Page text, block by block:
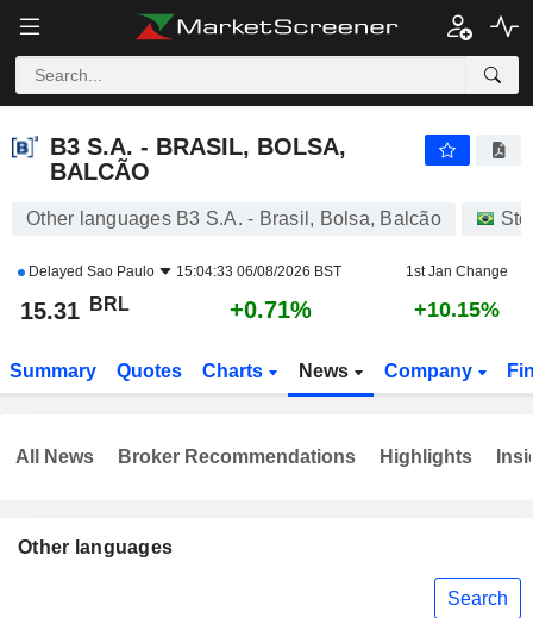
B3 S.A. - BRASIL, BOLSA,
BALCÃO
Other languages B3 S.A. - Brasil, Bolsa, Balcão
Delayed Sao Paulo 15:04:33 06/08/2026 BST 1st Jan Change
15.31 BRL +0.71% +10.15%
Summary Quotes Charts News Company
Other languages
Search
All News Broker Recommendations Highlights